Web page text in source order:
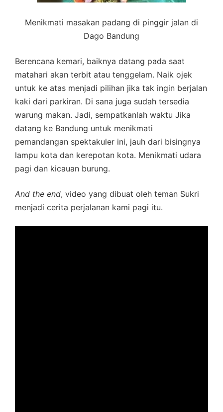
Menikmati masakan padang di pinggir jalan di
Dago Bandung
Berencana kemari, baiknya datang pada saat
matahari akan terbit atau tenggelam. Naik ojek
untuk ke atas menjadi pilihan jika tak ingin berjalan
kaki dari parkiran. Di sana juga sudah tersedia
warung makan. Jadi, sempatkanlah waktu Jika
datang ke Bandung untuk menikmati
pemandangan spektakuler ini, jauh dari bisingnya
lampu kota dan kerepotan kota. Menikmati udara
pagi dan kicauan burung.
And the end, video yang dibuat oleh teman Sukri
menjadi cerita perjalanan kami pagi itu.